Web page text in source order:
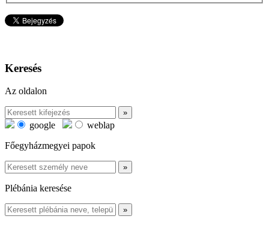
Keresés
Az oldalon
google
weblap
Főegyházmegyei papok
Plébánia keresése